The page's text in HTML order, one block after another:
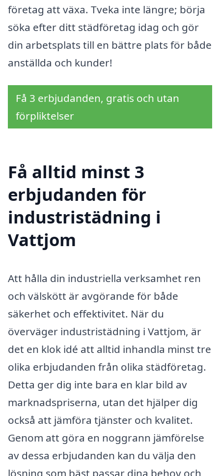
företag att växa. Tveka inte längre; börja
söka efter ditt städföretag idag och gör
din arbetsplats till en bättre plats för både
anställda och kunder!
Få 3 erbjudanden, gratis och utan
förpliktelser
Få alltid minst 3
erbjudanden för
industristädning i
Vattjom
Att hålla din industriella verksamhet ren
och välskött är avgörande för både
säkerhet och effektivitet. När du
överväger industristädning i Vattjom, är
det en klok idé att alltid inhandla minst tre
olika erbjudanden från olika städföretag.
Detta ger dig inte bara en klar bild av
marknadspriserna, utan det hjälper dig
också att jämföra tjänster och kvalitet.
Genom att göra en noggrann jämförelse
av dessa erbjudanden kan du välja den
lösning som bäst passar dina behov och